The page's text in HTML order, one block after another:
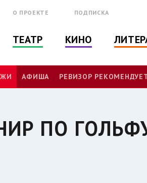
О ПРОЕКТЕ ПОДПИСКА
ТЕАТР КИНО
АФИША РЕВИЗОР
ПО